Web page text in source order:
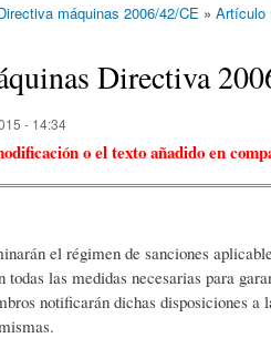
máquinas 2006/42/CE » Artículo
Directiva
- 14:34
o el texto añadido en
el régimen de sanciones
las medidas necesarias para
notificarán dichas disposiciones